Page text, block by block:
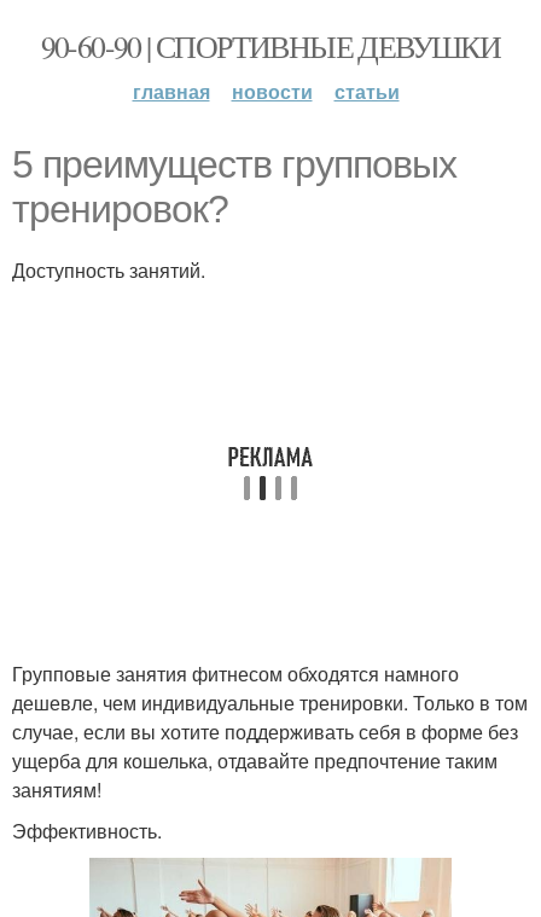
90-60-90 | СПОРТИВНЫЕ ДЕВУШКИ
главная новости статьи
5 преимуществ групповых
тренировок?
Доступность занятий.
Групповые занятия фитнесом обходятся намного
дешевле, чем индивидуальные тренировки. Только в том
случае, если вы хотите поддерживать себя в форме без
ущерба для кошелька, отдавайте предпочтение таким
занятиям!
Эффективность.